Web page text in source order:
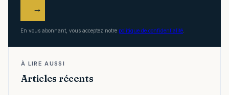
→
En vous abonnant, vous acceptez notre politique de confidentialité
À LIRE AUSSI
Articles récents